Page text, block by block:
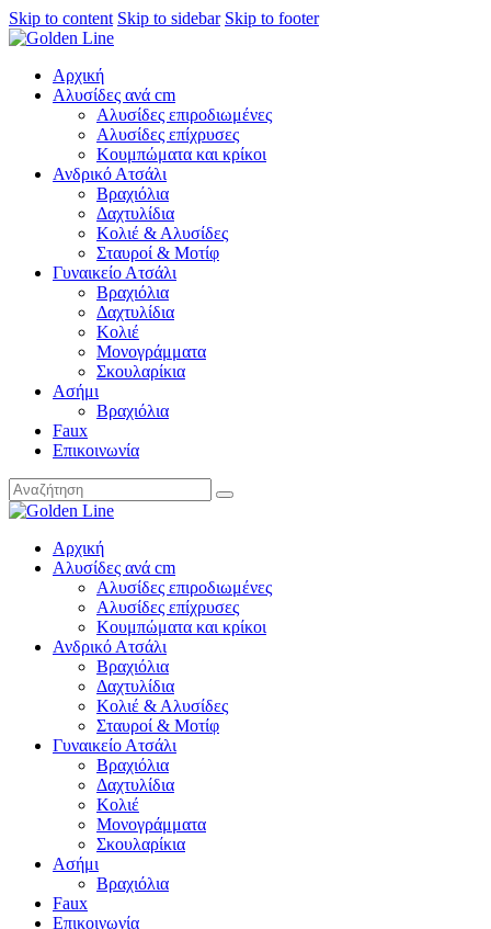
Skip to content Skip to sidebar Skip to footer
Αρχική
Αλυσίδες ανά cm
Αλυσίδες επιροδιωμένες
Αλυσίδες επίχρυσες
Κουμπώματα και κρίκοι
Ανδρικό Ατσάλι
Βραχιόλια
Δαχτυλίδια
Κολιέ & Αλυσίδες
Σταυροί & Μοτίφ
Γυναικείο Ατσάλι
Βραχιόλια
Δαχτυλίδια
Κολιέ
Μονογράμματα
Σκουλαρίκια
Ασήμι
Βραχιόλια
Faux
Επικοινωνία
Αρχική
Αλυσίδες ανά cm
Αλυσίδες επιροδιωμένες
Αλυσίδες επίχρυσες
Κουμπώματα και κρίκοι
Ανδρικό Ατσάλι
Βραχιόλια
Δαχτυλίδια
Κολιέ & Αλυσίδες
Σταυροί & Μοτίφ
Γυναικείο Ατσάλι
Βραχιόλια
Δαχτυλίδια
Κολιέ
Μονογράμματα
Σκουλαρίκια
Ασήμι
Βραχιόλια
Faux
Επικοινωνία